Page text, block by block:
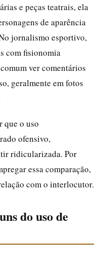
e peças teatrais, ela
de aparência
jornalismo esportivo,
com fisionomia
ver comentários
geralmente em fotos
que o uso
ofensivo,
ridicularizada. Por
essa comparação,
com o interlocutor.
do uso de